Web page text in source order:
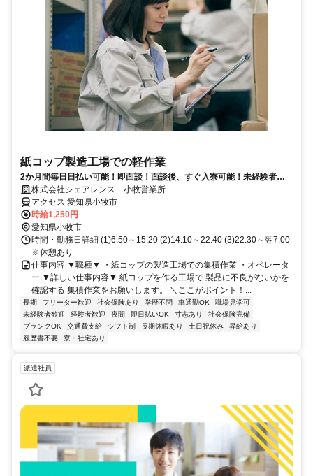
紙コップ製造工場での軽作業
2か月間毎日日払い可能！即面談！面談後、すぐ入寮可能！未経験者歓
迎！車通勤OK◎土日祝休み◎
株式会社シェアレンス 小牧営業所
アクセス 愛知県小牧市
時給1,250円
愛知県小牧市
時間・勤務日詳細 (1)6:50～15:20 (2)14:10～22:40 (3)22:30～翌7:00
※休憩あり
仕事内容 ▼職種▼ ・紙コップの製造工場での集積作業 ・オペレータ
ー ▼詳しい仕事内容▼ 紙コップを作る工場で 製品に不良がないかを
確認する 集積作業をお願いします。 ＼ここがポイント！...
長期 フリーター歓迎 社会保険あり 学歴不問 車通勤OK
職場見学可
未経験者歓迎
経験者歓迎 夜間 即日払いOK 寸志あり
社会保険完備
ブランクOK
交通費支給 シフト制 長期休暇あり 土日祝休み
昇給あり
履歴書不要
寮・社宅あり
派遣社員